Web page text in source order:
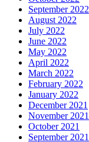
September 2022
August 2022
July 2022
June 2022
May 2022
April 2022
March 2022
February 2022
January 2022
December 2021
November 2021
October 2021
September 2021